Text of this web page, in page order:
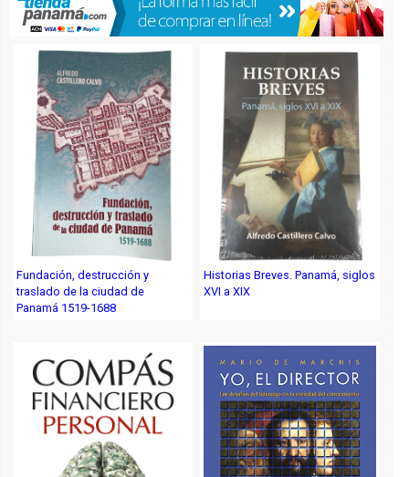
Fundación, destrucción y
traslado de la ciudad de
Panamá 1519-1688
Historias Breves. Panamá, siglos
XVI a XIX